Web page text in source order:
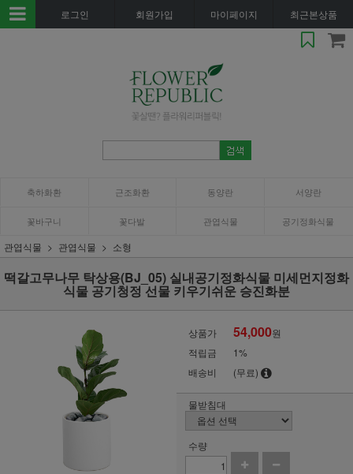
로그인 회원가입 마이페이지 최근본상품
축하화환 근조화환 동양란 서양란
꽃바구니 꽃다발 관엽식물 공기정화식물
관엽식물 관엽식물 소형
떡갈고무나무 탁상용(BJ_05) 실내공기정화식물 미세먼지정화
식물 공기청정 선물 키우기쉬운 승진화분
상품가 54,000원
적립금
1%
배송비
(무료)
물받침대
수량